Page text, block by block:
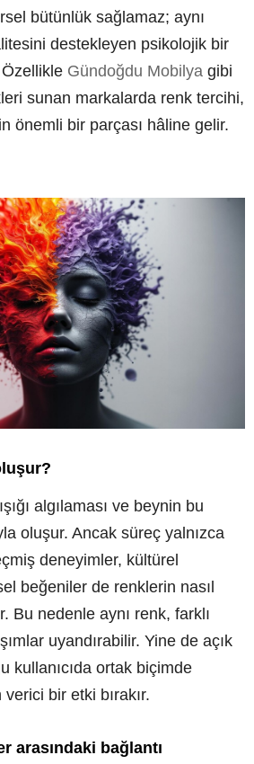
bütünlük sağlamaz; aynı
destekleyen psikolojik bir
Gündoğdu Mobilya gibi
sunan markalarda renk tercihi,
önemli bir parçası hâline gelir.
algılaması ve beynin bu
oluşur. Ancak süreç yalnızca
deneyimler, kültürel
beğeniler de renklerin nasıl
Bu nedenle aynı renk, farklı
uyandırabilir. Yine de açık
kullanıcıda ortak biçimde
bir etki bırakır.
arasındaki bağlantı